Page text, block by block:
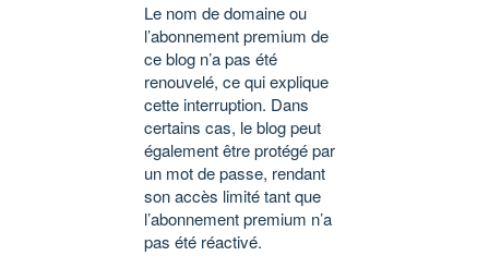
Le nom de domaine ou
l’abonnement premium de
ce blog n’a pas été
renouvelé, ce qui explique
cette interruption. Dans
certains cas, le blog peut
également être protégé par
un mot de passe, rendant
son accès limité tant que
l’abonnement premium n’a
pas été réactivé.